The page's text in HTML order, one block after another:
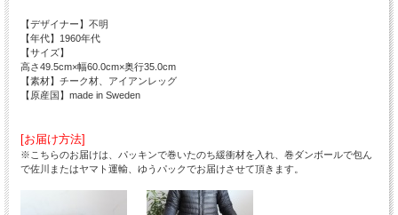
【デザイナー】不明
【年代】1960年代
【サイズ】
高さ49.5cm×幅60.0cm×奥行35.0cm
【素材】チーク材、アイアンレッグ
【原産国】made in Sweden
[お届け方法]
※こちらのお届けは、パッキンで巻いたのち緩衝材を入れ、巻ダンボールで包ん
で佐川またはヤマト運輸、ゆうパックでお届けさせて頂きます。